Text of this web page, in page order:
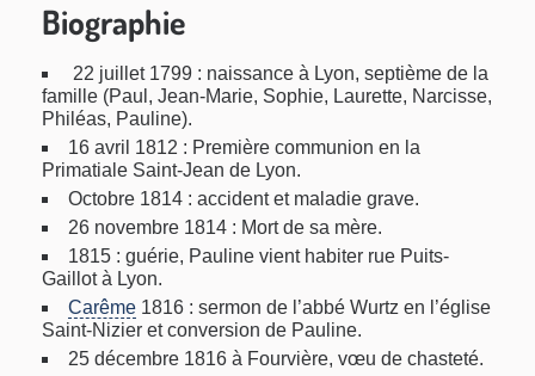
Biographie
22 juillet 1799 : naissance à Lyon, septième de la
famille (Paul, Jean-Marie, Sophie, Laurette, Narcisse,
Philéas, Pauline).
16 avril 1812 : Première communion en la
Primatiale Saint-Jean de Lyon.
Octobre 1814 : accident et maladie grave.
26 novembre 1814 : Mort de sa mère.
1815 : guérie, Pauline vient habiter rue Puits-
Gaillot à Lyon.
Carême 1816 : sermon de l’abbé Wurtz en l’église
Saint-Nizier et conversion de Pauline.
25 décembre 1816 à Fourvière, vœu de chasteté.